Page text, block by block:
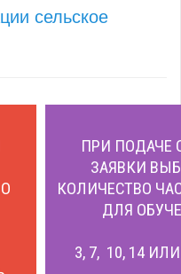
сельское
ПРИ ПОДАЧЕ
ЗАЯВКИ
КОЛИЧЕСТВО
ДЛЯ
3, 7, 10, 14